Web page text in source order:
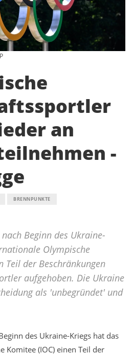
an
-
BRENNPUNKTE
Beginn des Ukraine-
Olympische
Teil der Beschränkungen
aufgehoben. Die Ukraine
als 'unbegründet' und
des Ukraine-Kriegs hat das
Komitee (IOC) einen Teil der